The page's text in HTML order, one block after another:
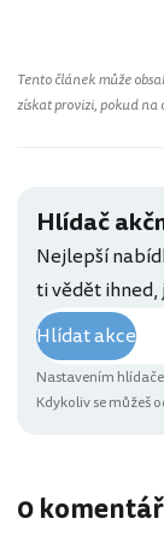
Tento článek může
získat provizi, pokud na
Hlídač
Nejlepší
ti vědět
Hlídat akce
Nastavením
Kdykoliv se můžeš
0